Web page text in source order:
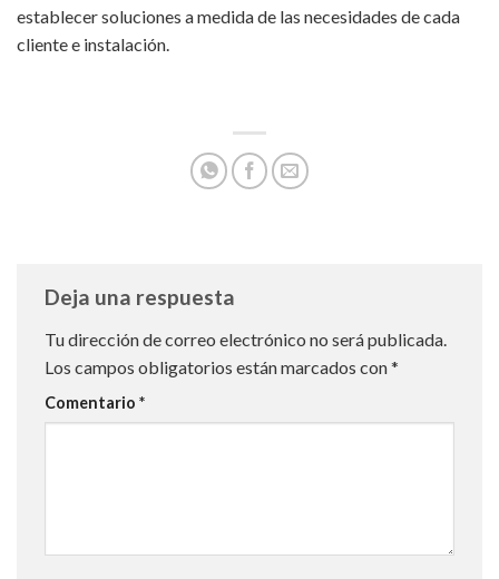
establecer soluciones a medida de las necesidades de cada
cliente e instalación.
Deja una respuesta
Tu dirección de correo electrónico no será publicada.
Los campos obligatorios están marcados con*
Comentario *